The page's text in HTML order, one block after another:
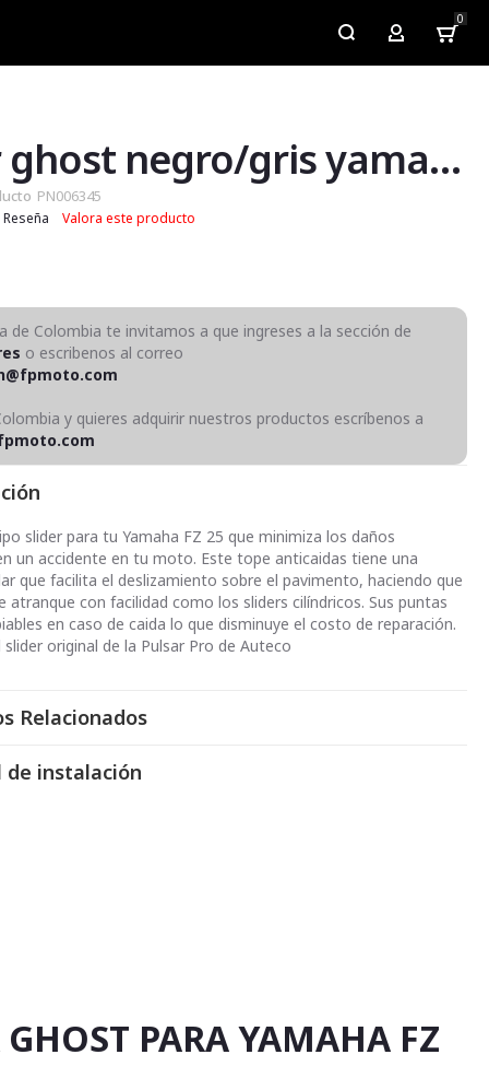
My Account
0
Slider ghost negro/gris yamaha fz 250
PN006345
Reseña Valora este producto
de Colombia te invitamos a que ingreses a la sección de
o escribenos al correo
y quieres adquirir nuestros productos escríbenos a
slider para tu Yamaha FZ 25 que minimiza los daños
un accidente en tu moto. Este tope anticaidas tiene una
que facilita el deslizamiento sobre el pavimento, haciendo que
atranque con facilidad como los sliders cilíndricos. Sus puntas
en caso de caida lo que disminuye el costo de reparación.
slider original de la Pulsar Pro de Auteco
Relacionados
de instalación
PARA YAMAHA FZ